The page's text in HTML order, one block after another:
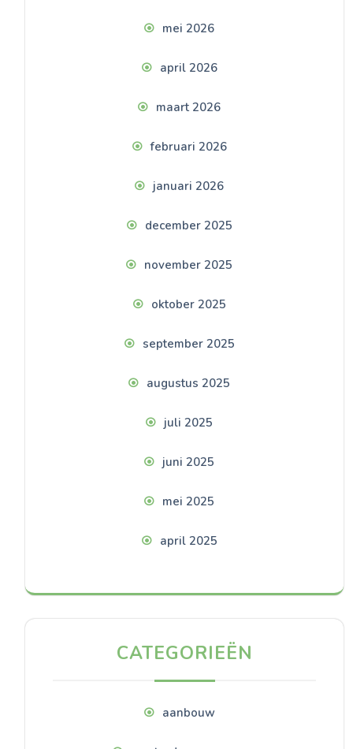
mei 2026
april 2026
maart 2026
februari 2026
januari 2026
december 2025
november 2025
oktober 2025
september 2025
augustus 2025
juli 2025
juni 2025
mei 2025
april 2025
CATEGORIEËN
aanbouw